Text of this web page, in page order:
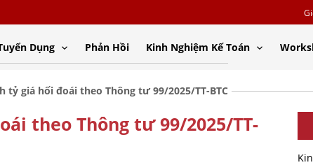
Dụng Phản Hồi Kinh Nghiệm Kế Toán
tỷ giá hối đoái theo Thông tư 99/2025/TT-BTC
theo Thông tư 99/2025/TT-